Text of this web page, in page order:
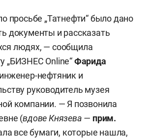
просьбе „Татнефти“ было дано
документы и рассказать
людях, — сообщила
„БИЗНЕС Online“Фарида
нефтяник и
руководитель музея
компании. — Я позвонила
(вдове Князева — прим.
все бумаги, которые нашла,